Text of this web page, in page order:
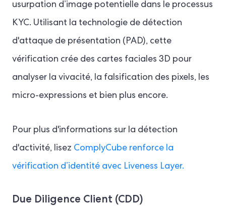
usurpation d’image potentielle dans le processus
KYC. Utilisant la technologie de détection
d'attaque de présentation (PAD), cette
vérification crée des cartes faciales 3D pour
analyser la vivacité, la falsification des pixels, les
micro-expressions et bien plus encore.
Pour plus d'informations sur la détection
d'activité, lisez ComplyCube renforce la
vérification d’identité avec Liveness Layer.
Due Diligence Client (CDD)